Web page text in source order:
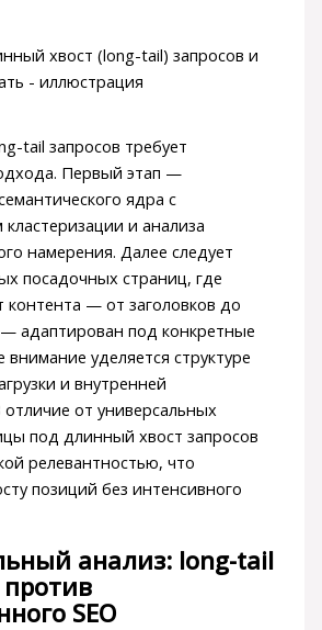
tail запросов требует
Первый этап —
ядра с
и анализа
намерения. Далее следует
посадочных страниц, где
— от заголовков до
адаптирован под конкретные
уделяется структуре
и внутренней
отличие от универсальных
под длинный хвост запросов
релевантностью, что
позиций без интенсивного
анализ: long-tail
против
SEO